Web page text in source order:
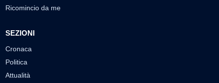
Ricomincio da me
SEZIONI
Cronaca
Politica
Attualità